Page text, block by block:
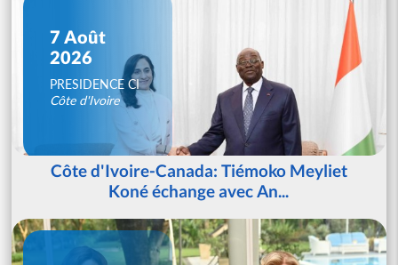
7 Août
2026
PRESIDENCE CI
Côte d'Ivoire
Côte d'Ivoire-Canada: Tiémoko Meyliet
Koné échange avec An...